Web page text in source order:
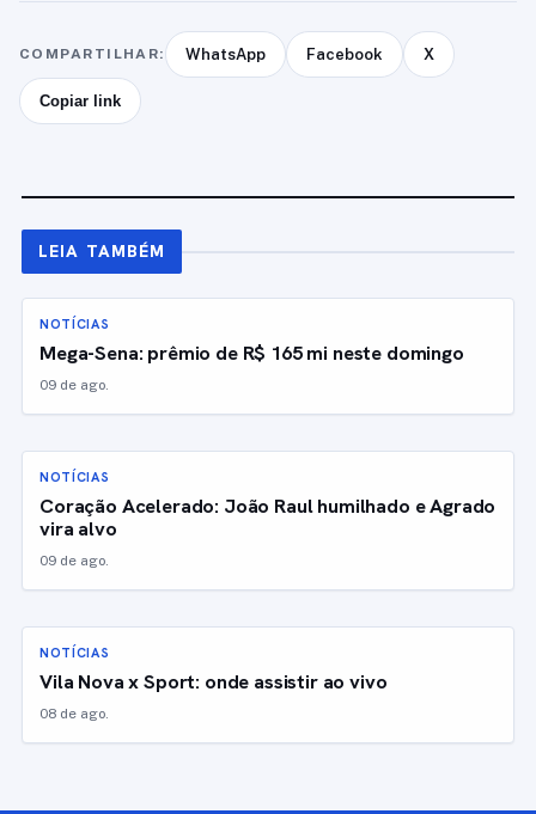
COMPARTILHAR: WhatsApp Facebook X
Copiar link
LEIA TAMBÉM
NOTÍCIAS
Mega-Sena: prêmio de R$ 165 mi neste domingo
09 de ago.
NOTÍCIAS
Coração Acelerado: João Raul humilhado e Agrado
vira alvo
09 de ago.
NOTÍCIAS
Vila Nova x Sport: onde assistir ao vivo
08 de ago.